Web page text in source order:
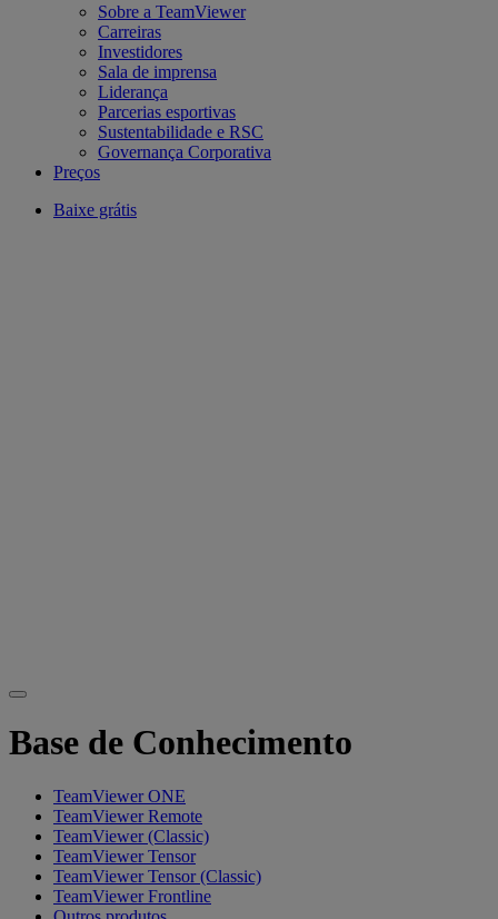
Sobre a TeamViewer
Carreiras
Investidores
Sala de imprensa
Liderança
Parcerias esportivas
Sustentabilidade e RSC
Governança Corporativa
Preços
Baixe grátis
Base de Conhecimento
TeamViewer ONE
TeamViewer Remote
TeamViewer (Classic)
TeamViewer Tensor
TeamViewer Tensor (Classic)
TeamViewer Frontline